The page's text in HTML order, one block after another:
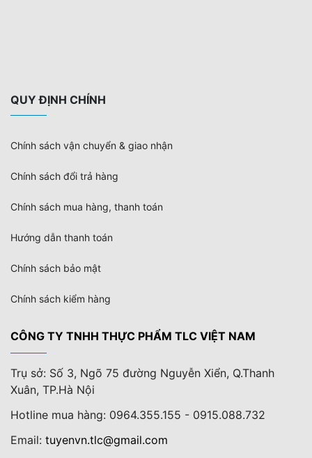
QUY ĐỊNH CHÍNH
Chính sách vận chuyển & giao nhận
Chính sách đổi trả hàng
Chính sách mua hàng, thanh toán
Hướng dẫn thanh toán
Chính sách bảo mật
Chính sách kiểm hàng
CÔNG TY TNHH THỰC PHẨM TLC VIỆT NAM
Trụ sở: Số 3, Ngõ 75 đường Nguyễn Xiển, Q.Thanh
Xuân, TP.Hà Nội
Hotline mua hàng: 0964.355.155 - 0915.088.732
Email: tuyenvn.tlc@gmail.com